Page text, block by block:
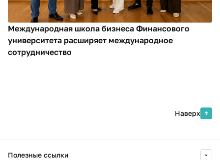
Международная школа бизнеса Финансового
университета расширяет международное
сотрудничество
Наверх
Полезные ссылки